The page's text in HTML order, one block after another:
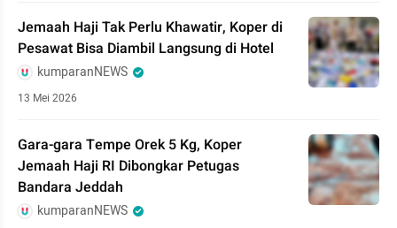
Jemaah Haji Tak Perlu Khawatir, Koper di
Pesawat Bisa Diambil Langsung di Hotel
kumparanNEWS
13 Mei 2026
Gara-gara Tempe Orek 5 Kg, Koper
Jemaah Haji RI Dibongkar Petugas
Bandara Jeddah
kumparanNEWS